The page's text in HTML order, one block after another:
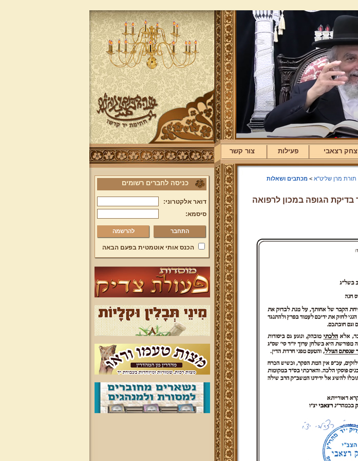
רצאבי פעילות צור קשר
תורת מרן שליט"א >מכתבים ושאלות
בדיקת הגופה במכון לרפואה
כניסה לחברים רשומים
דואר אלקטרוני:
סיסמא:
להרשמה
הכנס אותי אוטמטית בפעם הבאה